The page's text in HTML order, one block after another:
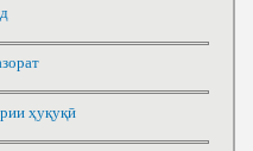
ҳуқуқӣ